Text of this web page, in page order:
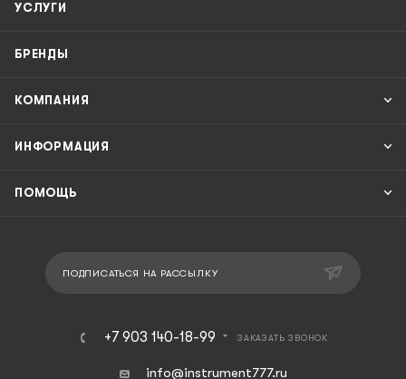
УСЛУГИ
БРЕНДЫ
КОМПАНИЯ
ИНФОРМАЦИЯ
ПОМОЩЬ
ПОДПИСАТЬСЯ НА РАССЫЛКУ
+7 903 140-18-99 ЗАКАЗАТЬ ЗВОНОК
info@instrument777.ru